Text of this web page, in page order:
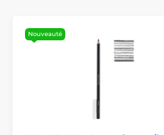
Nouveauté